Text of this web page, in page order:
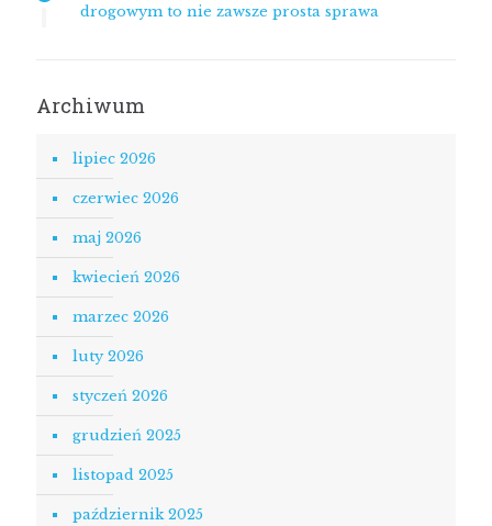
drogowym to nie zawsze prosta sprawa
Archiwum
lipiec 2026
czerwiec 2026
maj 2026
kwiecień 2026
marzec 2026
luty 2026
styczeń 2026
grudzień 2025
listopad 2025
październik 2025